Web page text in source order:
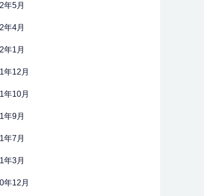
年5月
年4月
年1月
年12月
年10月
年9月
年7月
年3月
年12月